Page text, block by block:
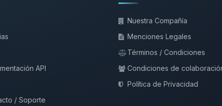
API
/ Soporte
Nuestra Compañía
Menciones Legales
Términos / Condiciones
Condiciones de
Política de Privacidad